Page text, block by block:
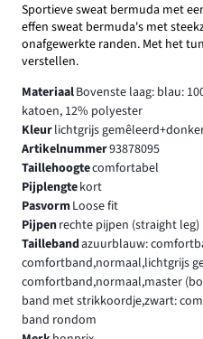
Sportieve sweat bermuda met
effen sweat bermuda's met
onafgewerkte randen. Met het
verstellen.
MateriaalBovenste laag: blau:
katoen, 12% polyester
Kleurlichtgrijs
Artikelnummer93878095
Taillehoogtecomfortabel
Pijplengtekort
PasvormLoose fit
Pijpenrechte pijpen (straight leg)
Taillebandazuurblauw:
comfortband,normaal,lichtgrijs
comfortband,normaal,master
band met strikkoordje,zwart:
band rondom